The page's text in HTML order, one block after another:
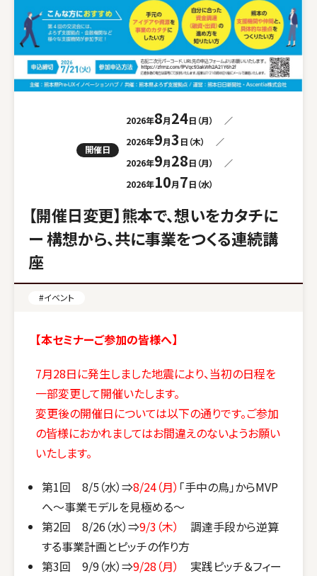
【開催日変更】熊本で、想いをカタチに
ー 構想から、共に事業をつくる連続講
座
開催日
2026年8月24日（月）
／
2026年9月3 日（木）
／
2026年9月28日（月）
／
2026年10月7日（水）
#イベント
【本セミナーご参加の皆様へ】
7月28日に発生しました地震により、当初の日程を
一部変更して開催いたします。
変更後の開催日については以下の通りです。ご参加
の皆様におかれましてはお間違えのないようお願い
いたします。
第1回 8/5（水）⇒8/24（月） 「手中の鳥」からMVP
へ～事業モデルを見極める～
第2回 8/26（水）⇒9/3（木）
調達手段から逆算
する事業計画とピッチの作り方
第3回 9/9（水）⇒9/28（月）
実践ピッチ＆フィー